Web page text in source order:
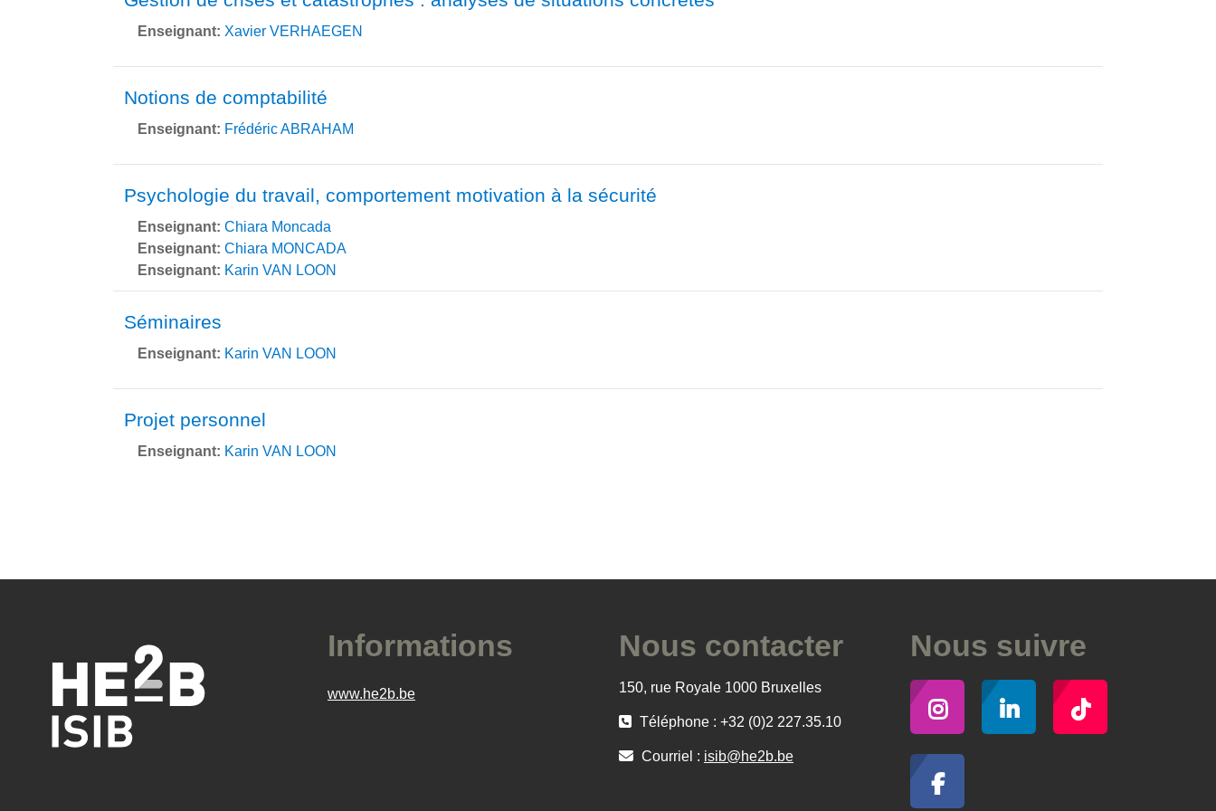
Enseignant: Xavier VERHAEGEN
Notions de comptabilité
Enseignant: Frédéric ABRAHAM
Psychologie du travail, comportement motivation à la sécurité
Enseignant: Chiara Moncada
Enseignant: Chiara MONCADA
Enseignant: Karin VAN LOON
Séminaires
Enseignant: Karin VAN LOON
Projet personnel
Enseignant: Karin VAN LOON
Informations
www.he2b.be
Nous contacter
150, rue Royale 1000 Bruxelles
Téléphone : +32 (0)2 227.35.10
Courriel : isib@he2b.be
Nous suivre